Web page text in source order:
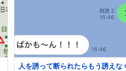
人を誘って断られたらもう誘えな